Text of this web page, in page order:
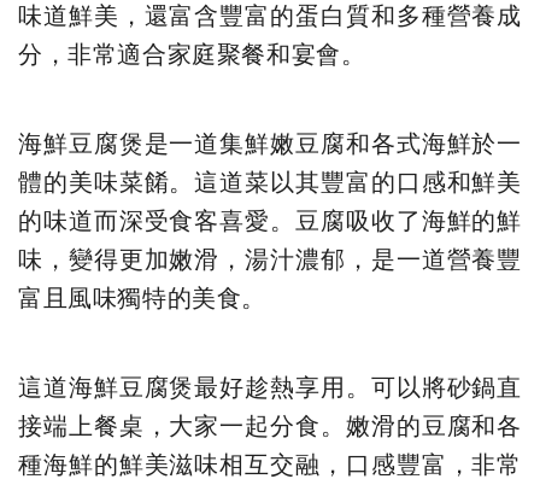
味道鮮美，還富含豐富的蛋白質和多種營養成
分，非常適合家庭聚餐和宴會。
海鮮豆腐煲是一道集鮮嫩豆腐和各式海鮮於一
體的美味菜餚。這道菜以其豐富的口感和鮮美
的味道而深受食客喜愛。豆腐吸收了海鮮的鮮
味，變得更加嫩滑，湯汁濃郁，是一道營養豐
富且風味獨特的美食。
這道海鮮豆腐煲最好趁熱享用。可以將砂鍋直
接端上餐桌，大家一起分食。嫩滑的豆腐和各
種海鮮的鮮美滋味相互交融，口感豐富，非常